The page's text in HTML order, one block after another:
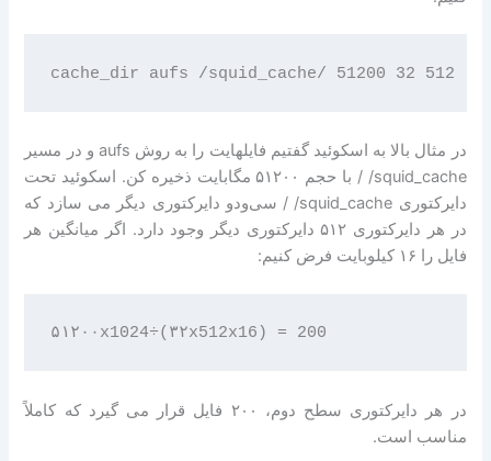
در مثال بالا به اسکوئید گفتیم فایلهایت را به روش aufs و در مسیر
‎ /squid_cache/ با حجم ۵۱۲۰۰ مگابایت ذخیره کن. اسکوئید تحت
دایرکتوری ‎ /squid_cache/ سی‌ودو دایرکتوری دیگر می سازد که
در هر دایرکتوری ۵۱۲ دایرکتوری دیگر وجود دارد. اگر میانگین هر
فایل را ۱۶ کیلوبایت فرض کنیم:
در هر دایرکتوری سطح دوم، ۲۰۰ فایل قرار می گیرد که کاملاً
مناسب است.